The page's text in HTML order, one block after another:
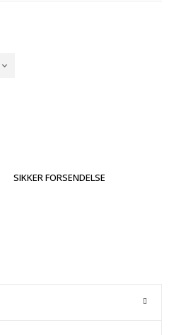
SIKKER FORSENDELSE